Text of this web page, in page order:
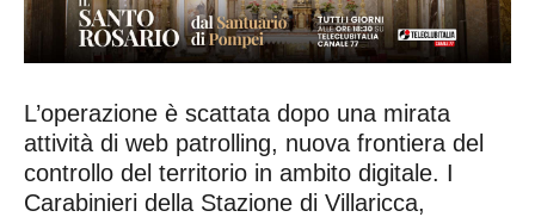
L’operazione è scattata dopo una mirata
attività di web patrolling, nuova frontiera del
controllo del territorio in ambito digitale. I
Carabinieri della Stazione di Villaricca,